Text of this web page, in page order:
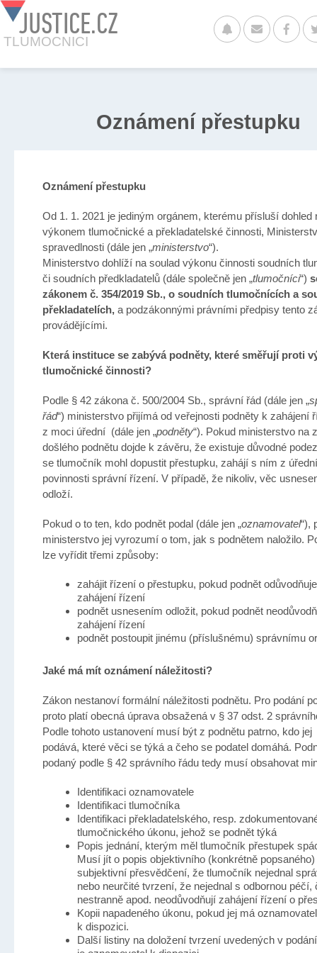
JUSTICE.CZ
TLUMOCNICI
Oznámení přestupku
Oznámení přestupku
Od 1. 1. 2021 je jediným orgánem, kterému přísluší dohled
výkonem tlumočnické a překladatelské činnosti,
spravedlnosti (dále jen „ministerstvo“).
Ministerstvo dohlíží na soulad výkonu činnosti soudních
či soudních předkladatelů (dále společně jen „tlumočníci“)
zákonem č. 354/2019 Sb., o soudních tlumočnících a
překladatelích, a podzákonnými právními předpisy tento
provádějícími.
Která instituce se zabývá podněty, které směřují proti
tlumočnické činnosti?
Podle § 42 zákona č. 500/2004 Sb., správní řád (dále jen „
řád“) ministerstvo přijímá od veřejnosti podněty k zahájení
z moci úřední (dále jen „podněty“). Pokud ministerstvo na
došlého podnětu dojde k závěru, že existuje důvodné
se tlumočník mohl dopustit přestupku, zahájí s ním z úřední
povinnosti správní řízení. V případě, že nikoliv, věc
odloží.
Pokud o to ten, kdo podnět podal (dále jen „oznamovatel“),
ministerstvo jej vyrozumí o tom, jak s podnětem naložilo.
lze vyřídit třemi způsoby:
zahájit řízení o přestupku, pokud podnět odůvodňuje
zahájení řízení
podnět usnesením odložit, pokud podnět
zahájení řízení
podnět postoupit jinému (příslušnému) správnímu
Jaké má mít oznámení náležitosti?
Zákon nestanoví formální náležitosti podnětu. Pro podání
proto platí obecná úprava obsažená v § 37 odst. 2
Podle tohoto ustanovení musí být z podnětu patrno, kdo jej
podává, které věci se týká a čeho se podatel domáhá.
podaný podle § 42 správního řádu tedy musí obsahovat
Identifikaci oznamovatele
Identifikaci tlumočníka
Identifikaci překladatelského, resp.
tlumočnického úkonu, jehož se podnět týká
Popis jednání, kterým měl tlumočník přestupek
Musí jít o popis objektivního (konkrétně popsaného)
subjektivní přesvědčení, že tlumočník nejednal
nebo neurčité tvrzení, že nejednal s odbornou péčí,
nestranně apod. neodůvodňují zahájení řízení o
Kopii napadeného úkonu, pokud jej má oznamovatel
k dispozici.
Další listiny na doložení tvrzení uvedených v